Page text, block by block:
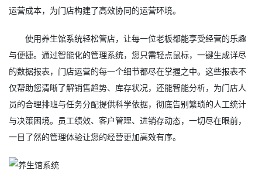
运营成本，为门店构建了高效协同的运营环境。
使用养生馆系统轻松管店，让每一位老板都能享受经营的乐趣
与便捷。通过智能化的管理系统，您只需轻点鼠标，一键生成详尽
的数据报表，门店运营的每一个细节都尽在掌握之中。这些报表不
仅帮助您清晰了解销售趋势、库存状况，还能智能分析，为门店人
员的合理排班与任务分配提供科学依据，彻底告别繁琐的人工统计
与决策困境。员工绩效、客户管理、进销存动态，一切尽在眼前，
一目了然的管理体验让您的经营更加高效有序。